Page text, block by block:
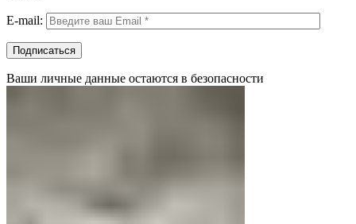
E-mail:
Ваши личные данные остаются в безопасности